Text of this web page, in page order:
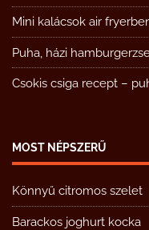
Mini kalácsok air
Puha, házi
Csokis csiga recept –
MOST NÉPSZERŰ
Könnyű citromos szelet
Barackos joghurt kocka